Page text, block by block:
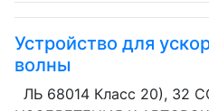
Устройство для
волны
ЛЬ 68014 Класс 20), 32